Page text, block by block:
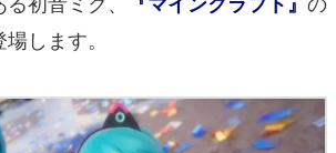
します。